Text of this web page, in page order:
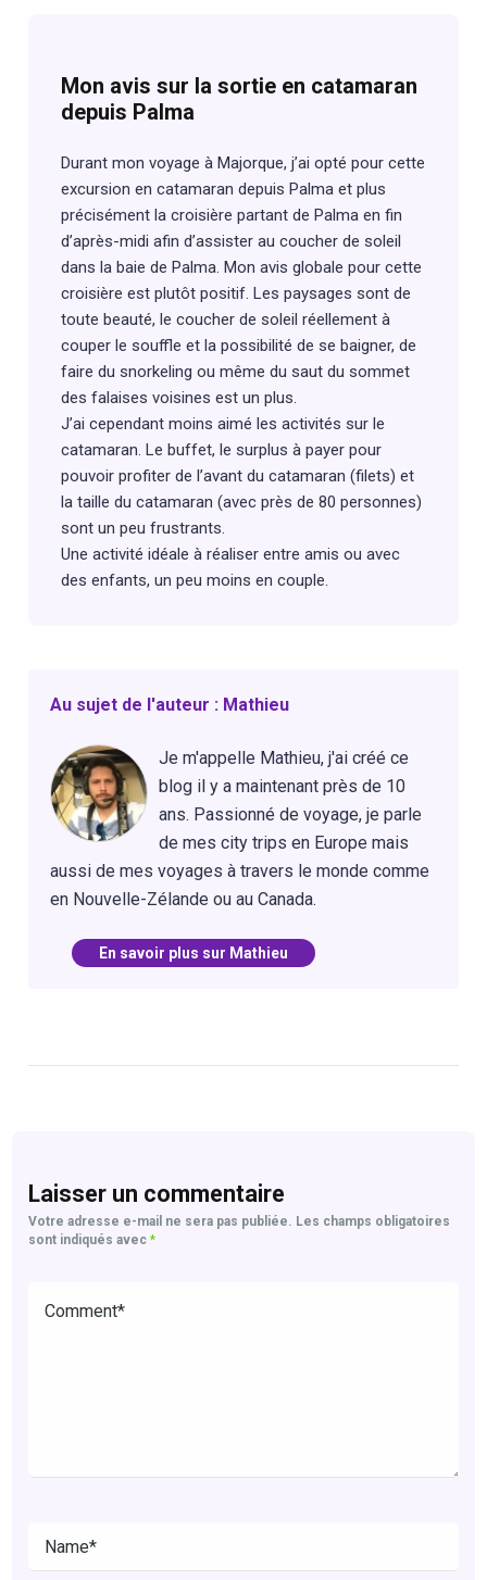
Mon avis sur la sortie en catamaran
depuis Palma
Durant mon voyage à Majorque, j’ai opté pour cette
excursion en catamaran depuis Palma et plus
précisément la croisière partant de Palma en fin
d’après-midi afin d’assister au coucher de soleil
dans la baie de Palma. Mon avis globale pour cette
croisière est plutôt positif. Les paysages sont de
toute beauté, le coucher de soleil réellement à
couper le souffle et la possibilité de se baigner, de
faire du snorkeling ou même du saut du sommet
des falaises voisines est un plus.
J’ai cependant moins aimé les activités sur le
catamaran. Le buffet, le surplus à payer pour
pouvoir profiter de l’avant du catamaran (filets) et
la taille du catamaran (avec près de 80 personnes)
sont un peu frustrants.
Une activité idéale à réaliser entre amis ou avec
des enfants, un peu moins en couple.
Au sujet de l'auteur : Mathieu
Je m'appelle Mathieu, j'ai créé ce
blog il y a maintenant près de 10
ans. Passionné de voyage, je parle
de mes city trips en Europe mais
aussi de mes voyages à travers le monde comme
en Nouvelle-Zélande ou au Canada.
En savoir plus sur Mathieu
Laisser un commentaire
Votre adresse e-mail ne sera pas publiée. Les champs obligatoires
sont indiqués avec*